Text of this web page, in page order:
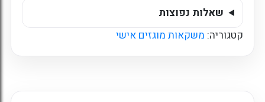
שאלות נפוצות
קטגוריה: משקאות מוגזים אישי